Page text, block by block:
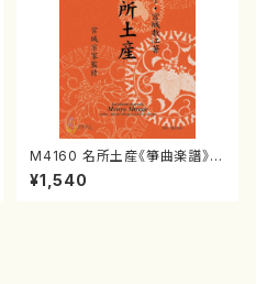
M4160 名所土産《箏曲楽譜》
（箏/宮城喜代子・宮城数江著・
宮城宗家監修/箏曲古典楽譜）
¥1,540